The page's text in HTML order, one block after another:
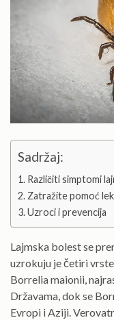
Sadržaj:
Različiti simptomi
Zatražite pomoć
Uzroci i prevencija
Lajmska bolest se
uzrokuju je četiri
Borrelia maionii,
Državama, dok se
Evropi i Aziji.